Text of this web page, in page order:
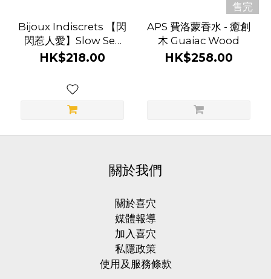
Bijoux Indiscrets 【閃
閃惹人愛】Slow Sex
毛髮皮膚高光油
HK$218.00
售完
APS 費洛蒙香水 - 癒創
木 Guaiac Wood
HK$258.00
關於我們
關於喜穴
媒體報導
加入喜穴
私隱政策
使用及服務條款